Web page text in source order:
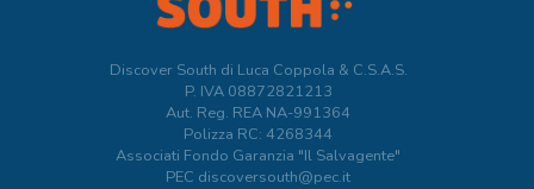
Discover South di Luca Coppola & C.S.A.S.
P. IVA 08872821213
Aut. Reg. REA NA-991364
Polizza RC: 4268344
Associati Fondo Garanzia "Il Salvagente"
PEC discoversouth@pec.it